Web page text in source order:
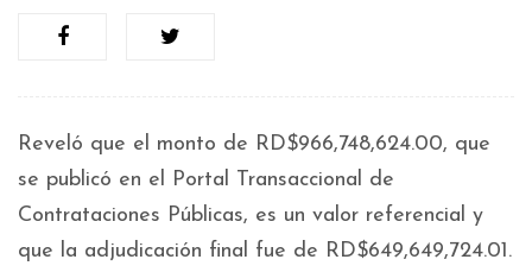
Reveló que el monto de RD$966,748,624.00, que
se publicó en el Portal Transaccional de
Contrataciones Públicas, es un valor referencial y
que la adjudicación final fue de RD$649,649,724.01.